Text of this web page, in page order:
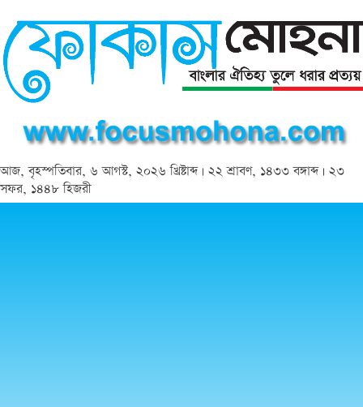
আজ, বৃহস্পতিবার, ৬ আগস্ট, ২০২৬ খ্রিষ্টাব্দ | ২২ শ্রাবণ, ১৪৩৩ বঙ্গাব্দ | ২৩
সফর, ১৪৪৮ হিজরী